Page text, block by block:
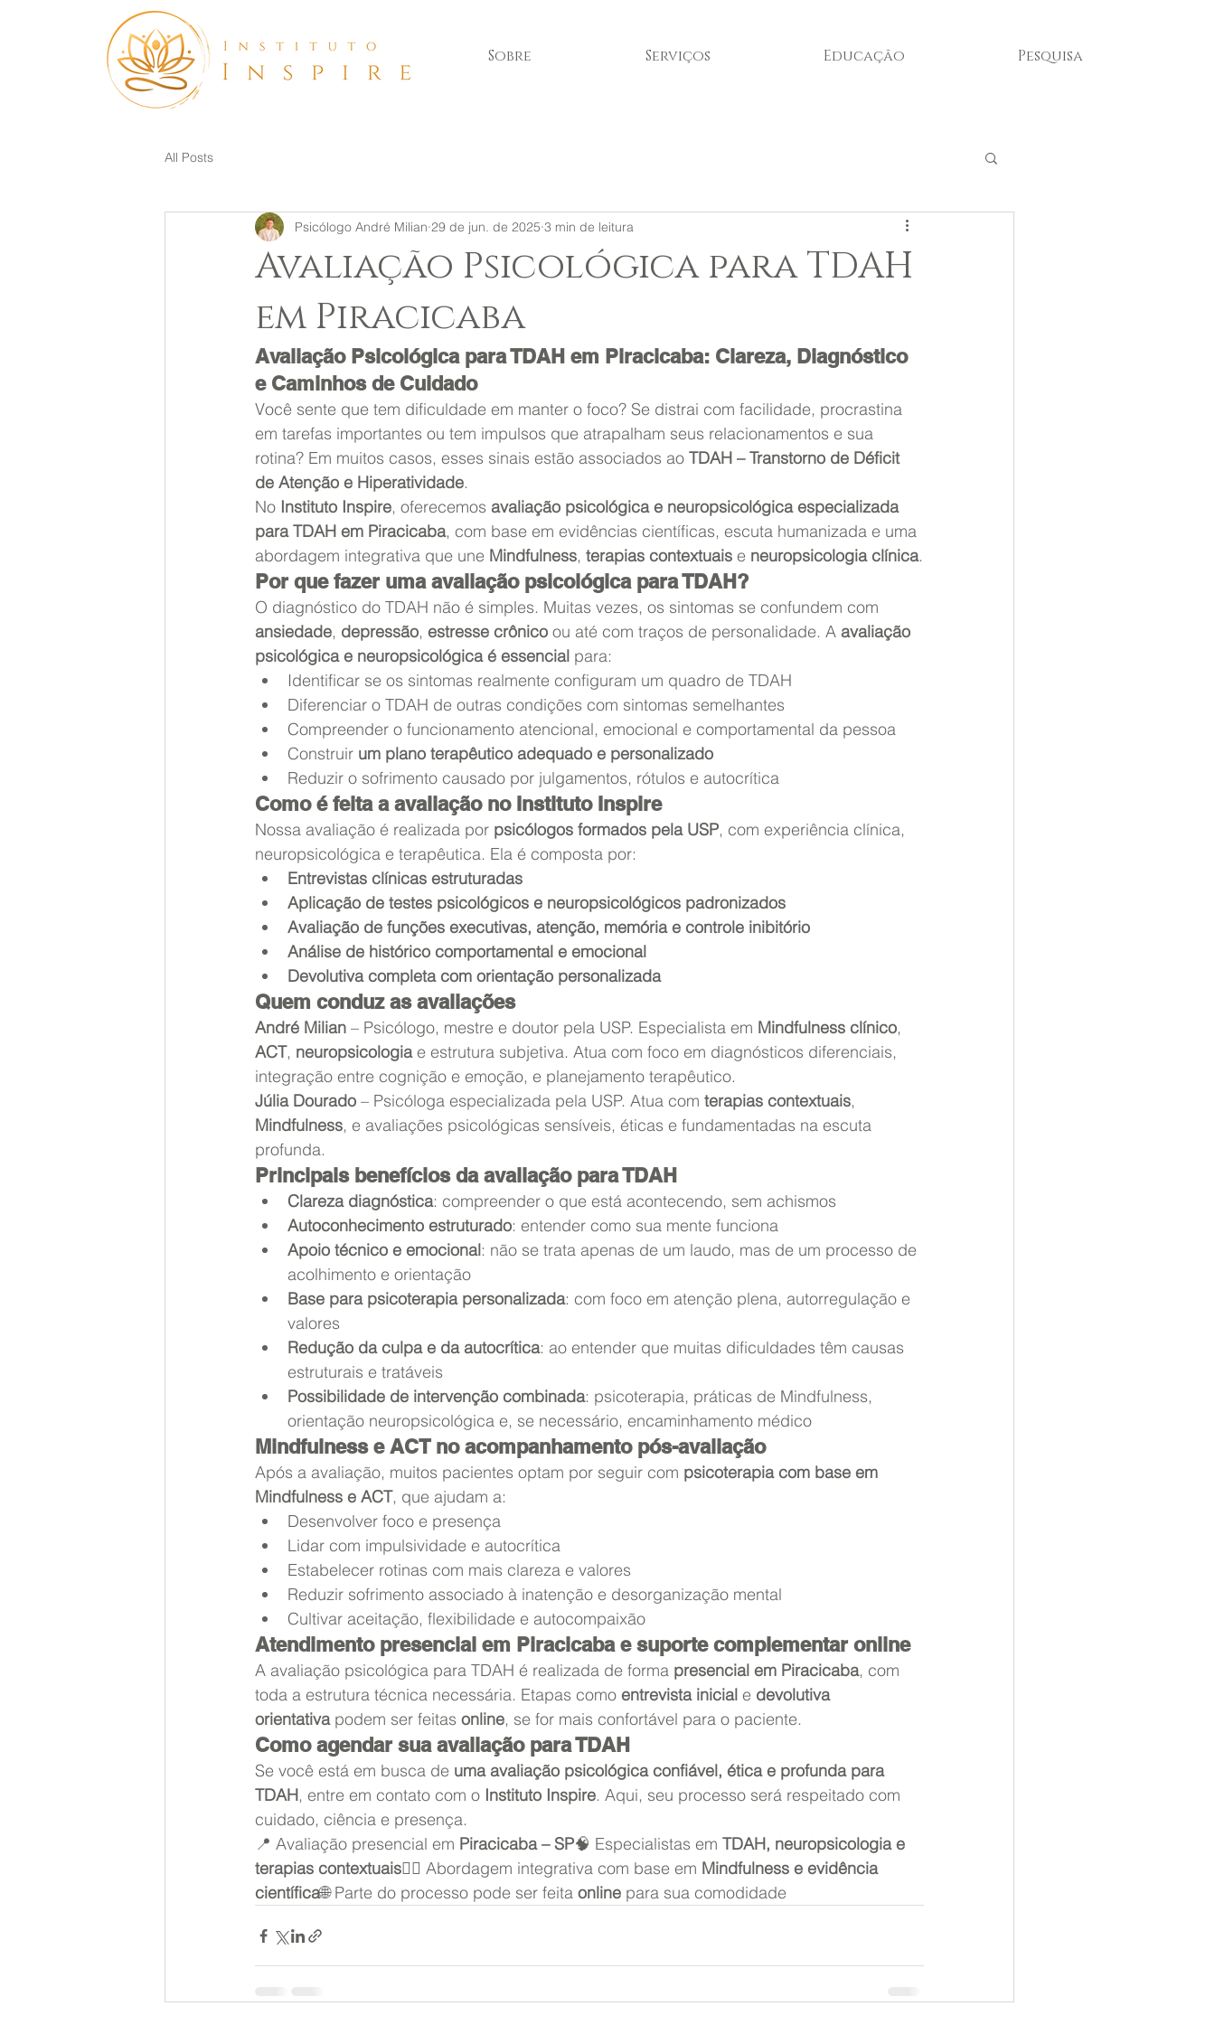
Sobre Serviços Educação Pesquisa
All Posts
Avaliação Psicológica para TDAH
em Piracicaba
Psicólogo André Milian 29 de jun. de 2025 3 min de leitura
Avaliação Psicológica para TDAH em Piracicaba: Clareza, Diagnóstico
e Caminhos de Cuidado
Você sente que tem dificuldade em manter o foco? Se distrai com facilidade, procrastina
em tarefas importantes ou tem impulsos que atrapalham seus relacionamentos e sua
rotina? Em muitos casos, esses sinais estão associados ao TDAH – Transtorno de Déficit
de Atenção e Hiperatividade.
No Instituto Inspire, oferecemos avaliação psicológica e neuropsicológica especializada
para TDAH em Piracicaba, com base em evidências científicas, escuta humanizada e uma
abordagem integrativa que une Mindfulness, terapias contextuais e neuropsicologia clínica.
Por que fazer uma avaliação psicológica para TDAH?
O diagnóstico do TDAH não é simples. Muitas vezes, os sintomas se confundem com
ansiedade, depressão, estresse crônico ou até com traços de personalidade. A avaliação
psicológica e neuropsicológica é essencial para:
Identificar se os sintomas realmente configuram um quadro de TDAH
Diferenciar o TDAH de outras condições com sintomas semelhantes
Compreender o funcionamento atencional, emocional e comportamental da pessoa
Construir um plano terapêutico adequado e personalizado
Reduzir o sofrimento causado por julgamentos, rótulos e autocrítica
Como é feita a avaliação no Instituto Inspire
Nossa avaliação é realizada por psicólogos formados pela USP, com experiência clínica,
neuropsicológica e terapêutica. Ela é composta por:
Entrevistas clínicas estruturadas
Aplicação de testes psicológicos e neuropsicológicos padronizados
Avaliação de funções executivas, atenção, memória e controle inibitório
Análise de histórico comportamental e emocional
Devolutiva completa com orientação personalizada
Quem conduz as avaliações
André Milian – Psicólogo, mestre e doutor pela USP. Especialista em Mindfulness clínico,
ACT, neuropsicologia e estrutura subjetiva. Atua com foco em diagnósticos diferenciais,
integração entre cognição e emoção, e planejamento terapêutico.
Júlia Dourado – Psicóloga especializada pela USP. Atua com terapias contextuais,
Mindfulness, e avaliações psicológicas sensíveis, éticas e fundamentadas na escuta
profunda.
Principais benefícios da avaliação para TDAH
Clareza diagnóstica: compreender o que está acontecendo, sem achismos
Autoconhecimento estruturado: entender como sua mente funciona
Apoio técnico e emocional: não se trata apenas de um laudo, mas de um processo de
acolhimento e orientação
Base para psicoterapia personalizada: com foco em atenção plena, autorregulação e
valores
Redução da culpa e da autocrítica: ao entender que muitas dificuldades têm causas
estruturais e tratáveis
Possibilidade de intervenção combinada: psicoterapia, práticas de Mindfulness,
orientação neuropsicológica e, se necessário, encaminhamento médico
Mindfulness e ACT no acompanhamento pós-avaliação
Após a avaliação, muitos pacientes optam por seguir com psicoterapia com base em
Mindfulness e ACT, que ajudam a:
Desenvolver foco e presença
Lidar com impulsividade e autocrítica
Estabelecer rotinas com mais clareza e valores
Reduzir sofrimento associado à inatenção e desorganização mental
Cultivar aceitação, flexibilidade e autocompaixão
Atendimento presencial em Piracicaba e suporte complementar online
A avaliação psicológica para TDAH é realizada de forma presencial em Piracicaba, com
toda a estrutura técnica necessária. Etapas como entrevista inicial e devolutiva
orientativa podem ser feitas online, se for mais confortável para o paciente.
Como agendar sua avaliação para TDAH
Se você está em busca de uma avaliação psicológica confiável, ética e profunda para
TDAH, entre em contato com o Instituto Inspire. Aqui, seu processo será respeitado com
cuidado, ciência e presença.
📍 Avaliação presencial em Piracicaba – SP🧠 Especialistas em TDAH, neuropsicologia e
terapias contextuais🧘‍♀️ Abordagem integrativa com base em Mindfulness e evidência
científica🌐 Parte do processo pode ser feita online para sua comodidade